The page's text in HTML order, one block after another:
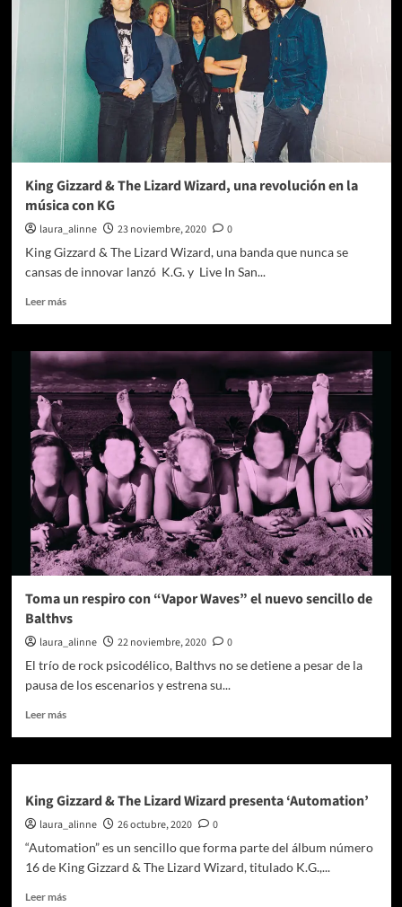
King Gizzard & The Lizard Wizard, una revolución en la
música con KG
laura_alinne 23 noviembre, 2020
0
King Gizzard & The Lizard Wizard, una banda que nunca se
cansas de innovar lanzó K.G. y Live In San...
Leer másLeer
King
Gizzard
&
The
Lizard
Wizard,
una
revolución
en
la
música
con
KG
Toma un respiro con “Vapor Waves” el nuevo sencillo de
Balthvs
laura_alinne 22 noviembre, 2020
0
El trío de rock psicodélico, Balthvs no se detiene a pesar de la
pausa de los escenarios y estrena su...
Leer másLeer
Toma
respiro
“Vapor
Waves”
el
sencillo
King Gizzard & The Lizard Wizard presenta ‘Automation’
laura_alinne 26 octubre, 2020
0
“Automation” es un sencillo que forma parte del álbum número
16 de King Gizzard & The Lizard Wizard, titulado K.G.,...
Leer másLeer